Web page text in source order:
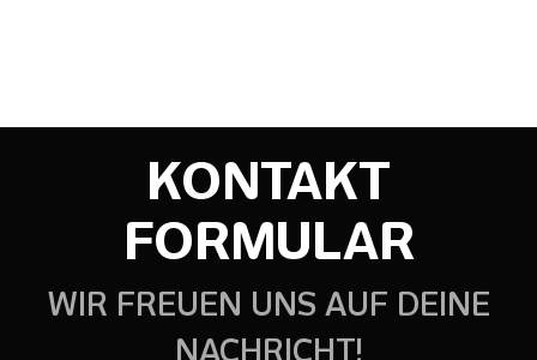
KONTAKT
FORMULAR
WIR FREUEN UNS AUF DEINE
NACHRICHT!